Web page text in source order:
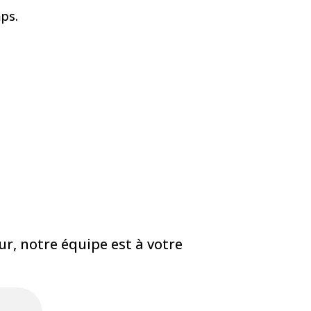
notre équipe est à votre